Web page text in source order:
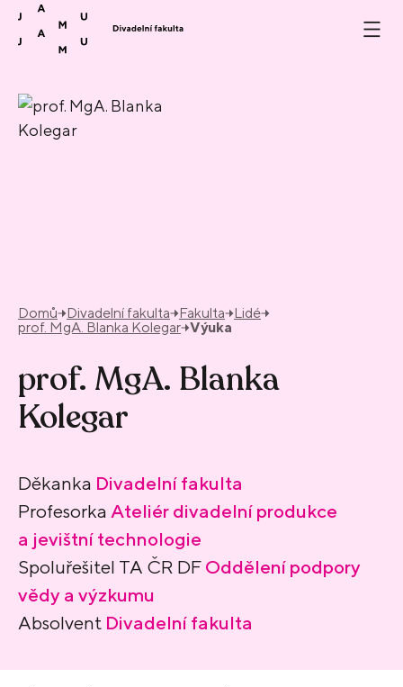
Přeskočit na obsah
Domů Divadelní fakulta Fakulta
Lidé
prof. MgA. Blanka Kolegar Výuka
prof. MgA. Blanka
Kolegar
Děkanka Divadelní fakulta
Profesorka Ateliér divadelní produkce
a jevištní technologie
Spoluřešitel TA ČR DF Oddělení podpory
vědy a výzkumu
Absolvent Divadelní fakulta